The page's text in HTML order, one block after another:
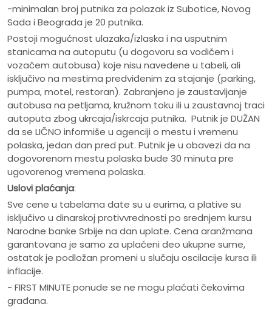
-minimalan broj putnika za polazak iz Subotice, Novog
Sada i Beograda je 20 putnika.
Postoji mogućnost ulazaka/izlaska i na usputnim
stanicama na autoputu (u dogovoru sa vodičem i
vozačem autobusa) koje nisu navedene u tabeli, ali
isključivo na mestima predviđenim za stajanje (parking,
pumpa, motel, restoran). Zabranjeno je zaustavljanje
autobusa na petljama, kružnom toku ili u zaustavnoj traci
autoputa zbog ukrcaja/iskrcaja putnika. Putnik je DUŽAN
da se LIČNO informiše u agenciji o mestu i vremenu
polaska, jedan dan pred put. Putnik je u obavezi da na
dogovorenom mestu polaska bude 30 minuta pre
ugovorenog vremena polaska.
Uslovi plaćanja:
Sve cene u tabelama date su u eurima, a plative su
isključivo u dinarskoj protivvrednosti po srednjem kursu
Narodne banke Srbije na dan uplate. Cena aranžmana
garantovana je samo za uplaćeni deo ukupne sume,
ostatak je podložan promeni u slučaju oscilacije kursa ili
inflacije.
- FIRST MINUTE ponude se ne mogu plaćati čekovima
građana.